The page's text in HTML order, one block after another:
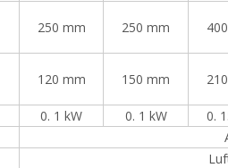
250 mm 250 mm
120 mm 150 mm
0. 1 kW 0. 1 kW 0.